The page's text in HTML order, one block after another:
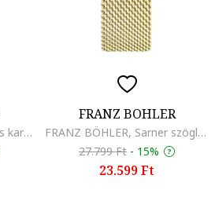
FRANZ BÖHLER, Bőrszíjas karóra, Fekete
FRANZ BOHLER
FRANZ BÖHLER, Sarner szögletes karóra hálós szíjjal, Aranyszín
27.799 Ft - 15%
23.599 Ft